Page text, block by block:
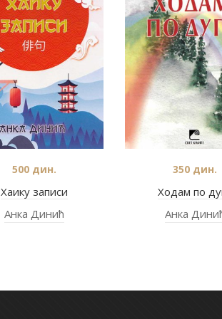
Хаику записи
500дин.
Анка Динић
Ходам по
350дин.
Анка